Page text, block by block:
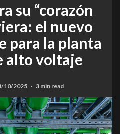
su “corazón
el nuevo
para la planta
alto voltaje
10/2025 3 min read